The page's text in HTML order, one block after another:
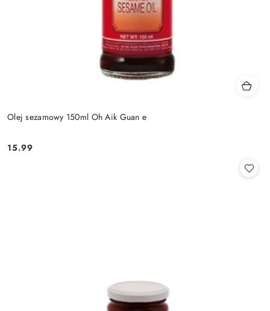
Olej sezamowy 150ml Oh Aik Guan e
Cena:
15.99